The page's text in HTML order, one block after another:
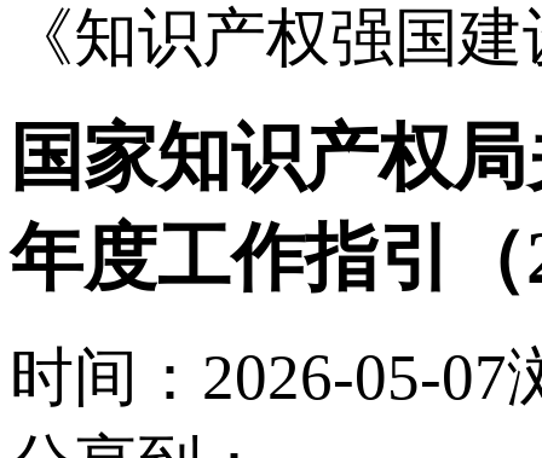
《知识产权强国
国家知识产权
年度工作指引
时间：2026-05-07